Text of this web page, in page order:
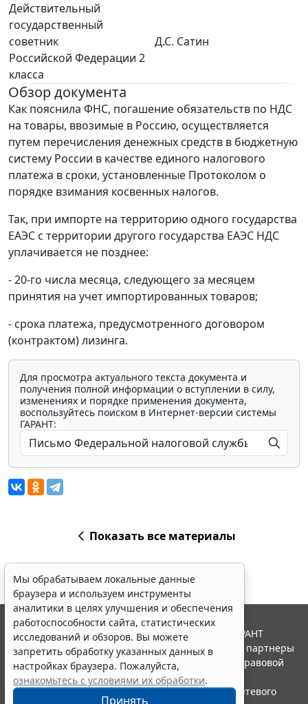
Действительный
государственный
советник
Российской Федерации 2
класса
Д.С. Сатин
Обзор документа
Как пояснила ФНС, погашение обязательств по НДС
на товары, ввозимые в Россию, осуществляется
путем перечисления денежных средств в бюджетную
систему России в качестве единого налогового
платежа в сроки, установленные Протоколом о
порядке взимания косвенных налогов.
Так, при импорте на территорию одного государства
ЕАЭС с территории другого государства ЕАЭС НДС
уплачивается не позднее:
- 20-го числа месяца, следующего за месяцем
принятия на учет импортированных товаров;
- срока платежа, предусмотренного договором
(контрактом) лизинга.
Для просмотра актуального текста документа и
получения полной информации о вступлении в силу,
изменениях и порядке применения документа,
воспользуйтесь поиском в Интернет-версии системы
ГАРАНТ:
Показать все материалы
Мы обрабатываем локальные данные
браузера и используем инструменты
аналитики в целях улучшения и обеспечения
работоспособности сайта, статистических
исследований и обзоров. Вы можете
запретить обработку указанных данных в
настройках браузера. Пожалуйста,
ознакомьтесь с условиями их обработки.
Принять
© ООО "НПП "ГАРАНТ-СЕРВИС", 2026. Система ГАРАНТ
выпускается с 1990 года. Компания "Гарант" и ее партнеры
являются участниками Российской ассоциации правовой
информации ГАРАНТ.
Портал ГАРАНТ.РУ зарегистрирован в качестве сетевого